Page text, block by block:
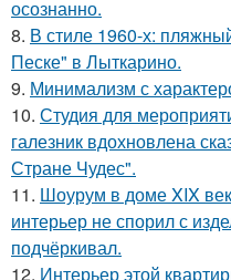
осознанно.
8. В стиле 1960-х:
Песке" в Лыткарино.
9. Минимализм с
10. Студия для
галезник вдохновлена
Стране Чудес".
11. Шоурум в доме XIX
интерьер не спорил с
подчёркивал.
12. Интерьер этой